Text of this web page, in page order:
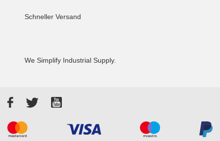
Schneller Versand
We Simplify Industrial Supply.
FacebookTwitterYouTube